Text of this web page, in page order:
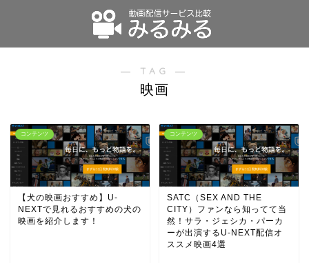
― TAG ―
映画
コンテンツ
【犬の映画おすすめ】U-
NEXTで見れるおすすめの犬の
映画を紹介します！
コンテンツ
SATC（SEX AND THE
CITY）ファンなら知ってて当
然！サラ・ジェシカ・パーカ
ーが出演するU-NEXT配信オ
ススメ映画4選